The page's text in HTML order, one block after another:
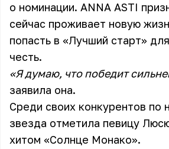
о номинации. ANNA ASTI
сейчас проживает новую
попасть в «Лучший старт»
честь.
«Я думаю, что победит
заявила она.
Среди своих конкурентов по
звезда отметила певицу
хитом «Солнце Монако».